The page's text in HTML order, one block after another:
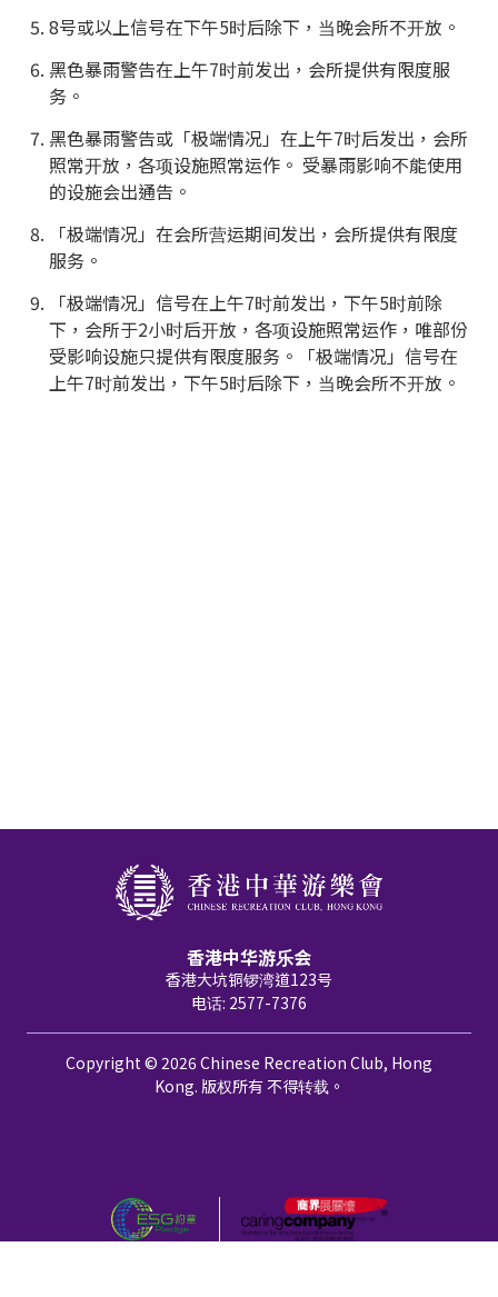
8号或以上信号在下午5时后除下，当晚会所不开放。
黑色暴雨警告在上午7时前发出，会所提供有限度服
务。
黑色暴雨警告或「极端情况」在上午7时后发出，会所
照常开放，各项设施照常运作。 受暴雨影响不能使用
的设施会出通告。
「极端情况」在会所营运期间发出，会所提供有限度
服务。
「极端情况」信号在上午7时前发出，下午5时前除
下，会所于2小时后开放，各项设施照常运作，唯部份
受影响设施只提供有限度服务。「极端情况」信号在
上午7时前发出，下午5时后除下，当晚会所不开放。
香港中华游乐会
香港大坑铜锣湾道123号
电话: 2577-7376
Copyright © 2026 Chinese Recreation Club, Hong
Kong. 版权所有 不得转载。